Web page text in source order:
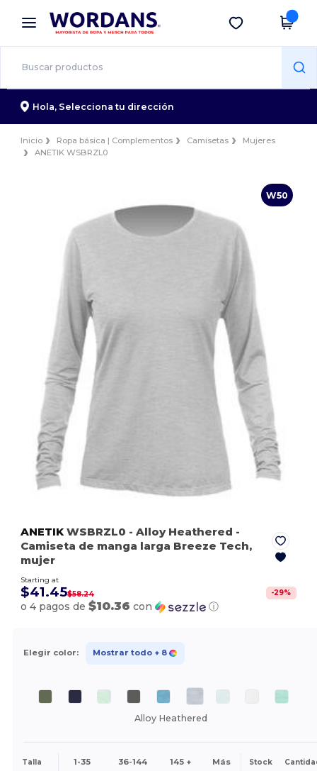
× App de Wordans
¡Mejores precios en app!
Descargar app
Hola, Selecciona tu dirección
Inicio Ropa básica | Complementos Camisetas
Mujeres
ANETIK WSBRZL0
W50
ANETIK WSBRZL0 - Alloy Heathered -
Camiseta de manga larga Breeze Tech,
mujer
Starting at
$41.45$58.24 -29%
o 4 pagos de$10.36 con ⓘ
Elegir color: Mostrar todo + 8
Alloy Heathered
Talla 1-35 36-144 145 + Más Stock